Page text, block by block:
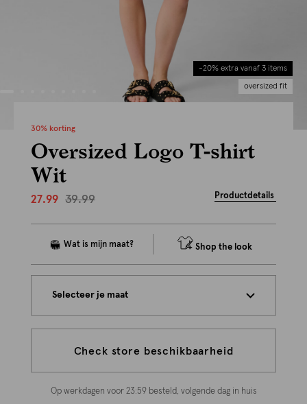
-20% extra vanaf 3 items
oversized fit
30% korting
Oversized Logo T-shirt
Wit
27.99 39.99 Productdetails
Shop the look
Selecteer je maat
Check store beschikbaarheid
Op werkdagen voor 23:59 besteld, volgende dag in huis